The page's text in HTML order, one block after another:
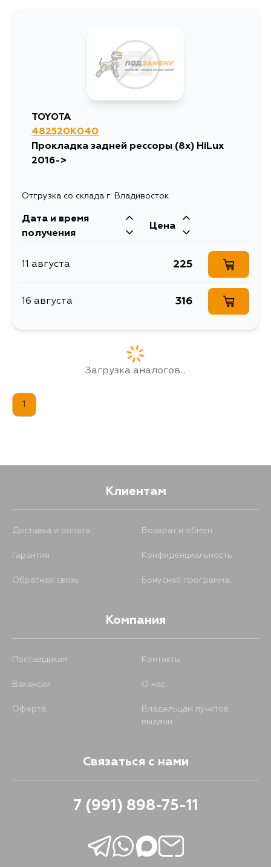
TOYOTA
482520K040
Прокладка задней рессоры (8x) HiLux
2016->
Отгрузка со склада г. Владивосток
Дата и время
получения
Цена
11 августа 225
16 августа 316
Загрузка аналогов...
1
Клиентам
Доставка и оплата Возврат и обмен
Гарантия Конфиденциальность
Обратная связь Бонусная программа
Компания
Поставщикам Контакты
Вакансии О нас
Оферта
Владельцам пунктов
выдачи
Связаться с нами
7 (991) 898-75-11